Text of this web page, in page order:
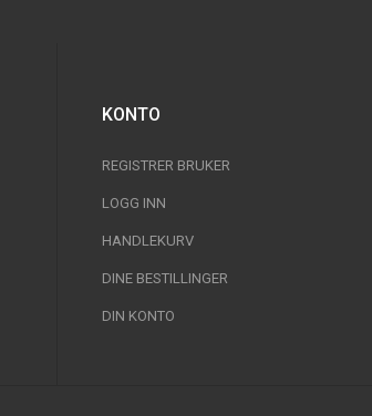
KONTO
REGISTRER BRUKER
LOGG INN
HANDLEKURV
DINE BESTILLINGER
DIN KONTO